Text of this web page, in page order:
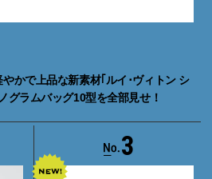
やかで上品な新素材｢ルイ･ヴィトン シ
グラムバッグ10型を全部見せ！
3